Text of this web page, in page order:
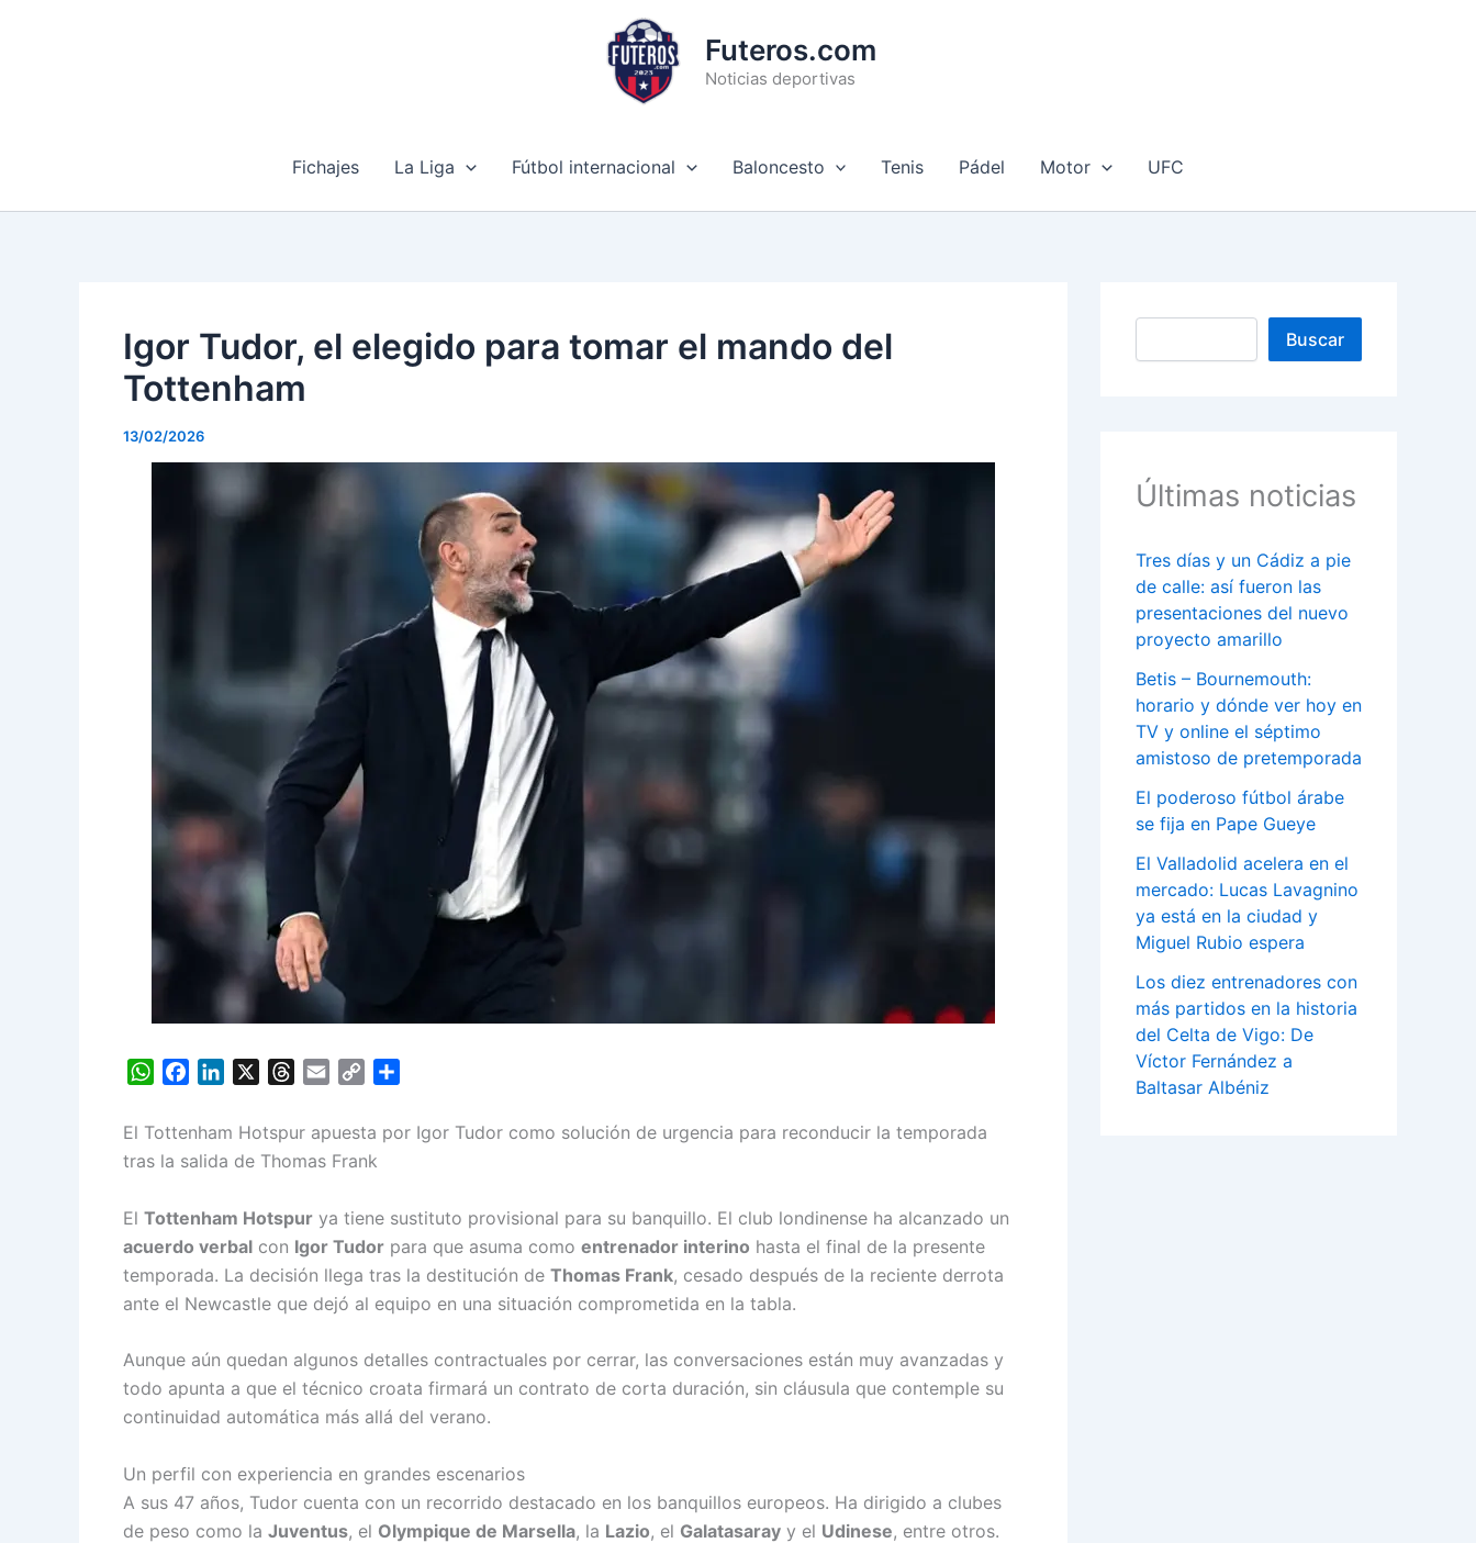
Futeros.com
Noticias deportivas
Fichajes La Liga Fútbol internacional Baloncesto Tenis Pádel Motor UFC
Igor Tudor, el elegido para tomar el mando del
Tottenham
13/02/2026
W
a
p
p
c
o
k
n
I
n
r
s
a
i
p
y
n
k
a
El Tottenham Hotspur apuesta por Igor Tudor como solución de urgencia para reconducir la temporada
tras la salida de Thomas Frank
El Tottenham Hotspur ya tiene sustituto provisional para su banquillo. El club londinense ha alcanzado un
acuerdo verbal con Igor Tudor para que asuma como entrenador interino hasta el final de la presente
temporada. La decisión llega tras la destitución de Thomas Frank, cesado después de la reciente derrota
ante el Newcastle que dejó al equipo en una situación comprometida en la tabla.
Aunque aún quedan algunos detalles contractuales por cerrar, las conversaciones están muy avanzadas y
todo apunta a que el técnico croata firmará un contrato de corta duración, sin cláusula que contemple su
continuidad automática más allá del verano.
Un perfil con experiencia en grandes escenarios
A sus 47 años, Tudor cuenta con un recorrido destacado en los banquillos europeos. Ha dirigido a clubes
de peso como la Juventus, el Olympique de Marsella, la Lazio, el Galatasaray y el Udinese, entre otros.
Buscar
Buscar
Últimas noticias
Tres días y un Cádiz a pie
de calle: así fueron las
presentaciones del nuevo
proyecto amarillo
Betis – Bournemouth:
horario y dónde ver hoy en
TV y online el séptimo
amistoso de pretemporada
El poderoso fútbol árabe
se fija en Pape Gueye
El Valladolid acelera en el
mercado: Lucas Lavagnino
ya está en la ciudad y
Miguel Rubio espera
Los diez entrenadores con
más partidos en la historia
del Celta de Vigo: De
Víctor Fernández a
Baltasar Albéniz